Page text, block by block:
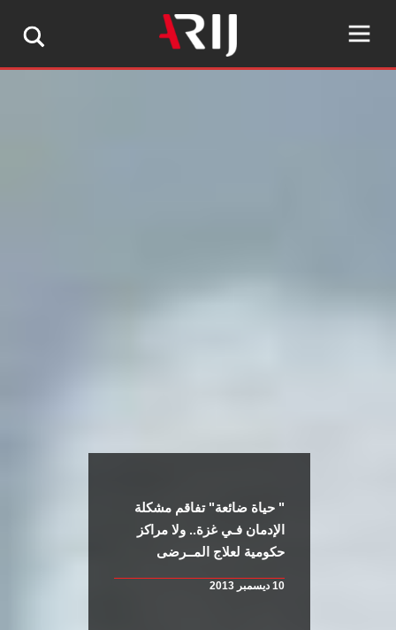
" حياة ضائعة" تفاقم مشكلة
الإدمان فـي غزة.. ولا مراكز
حكومية لعلاج المــرضى
10 ديسمبر 2013